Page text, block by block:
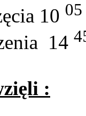
10 05
14
: